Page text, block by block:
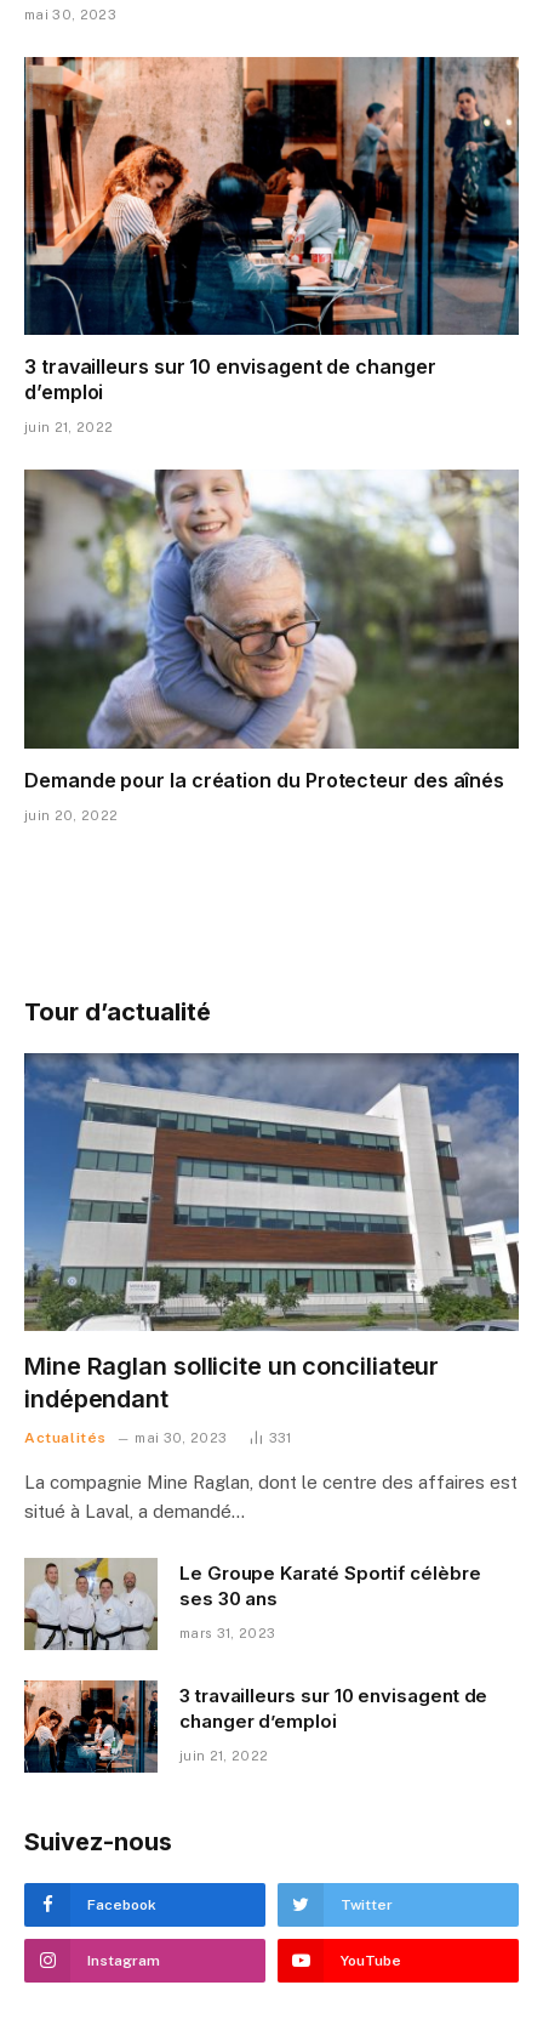
mai 30, 2023
3 travailleurs sur 10 envisagent de changer
d’emploi
juin 21, 2022
Demande pour la création du Protecteur des aînés
juin 20, 2022
Tour d’actualité
Mine Raglan sollicite un conciliateur
indépendant
Actualités mai 30, 2023 331
La compagnie Mine Raglan, dont le centre des affaires est
situé à Laval, a demandé…
Le Groupe Karaté Sportif célèbre
ses 30 ans
mars 31, 2023
3 travailleurs sur 10 envisagent de
changer d’emploi
juin 21, 2022
Suivez-nous
Facebook Twitter
Instagram YouTube